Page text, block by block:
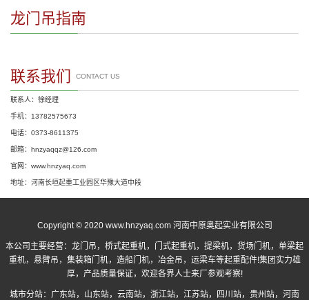
龙门吊指南
联系我们 CONTACT US
联系人：徐经理
手机：13782575673
电话：0373-8611375
邮箱：hnzyaqqz@126.com
官网：www.hnzyaq.com
地址：河南长垣起重工业园区华豫大道中段
Copyright © 2020 www.hnzyaq.com 河南中原奥起实业有限公司
本公司主要经营： 龙门吊 ， 桥式起重机， 门式起重机，提梁机，货场门机，单梁起
重机，悬臂吊，集装箱门机，造船门机，冶金吊，运梁车等起重配件!集团实力雄
厚，产品质量保证，欢迎各界人士来厂参观考察!
城市分站： 广东站， 山东站， 云南站， 浙江站， 江苏站， 四川站， 贵州站， 河南